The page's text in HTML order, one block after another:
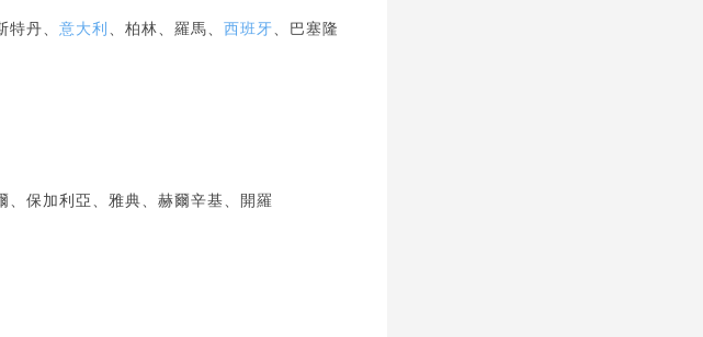
特丹、意大利 、柏林、羅馬、西班牙 、巴塞隆
、保加利亞、雅典、赫爾辛基、開羅